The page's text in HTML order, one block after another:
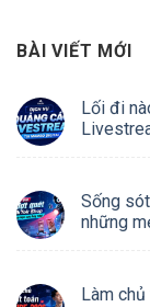
BÀI VIẾT MỚI
Lối đi
Sống
những
Làm